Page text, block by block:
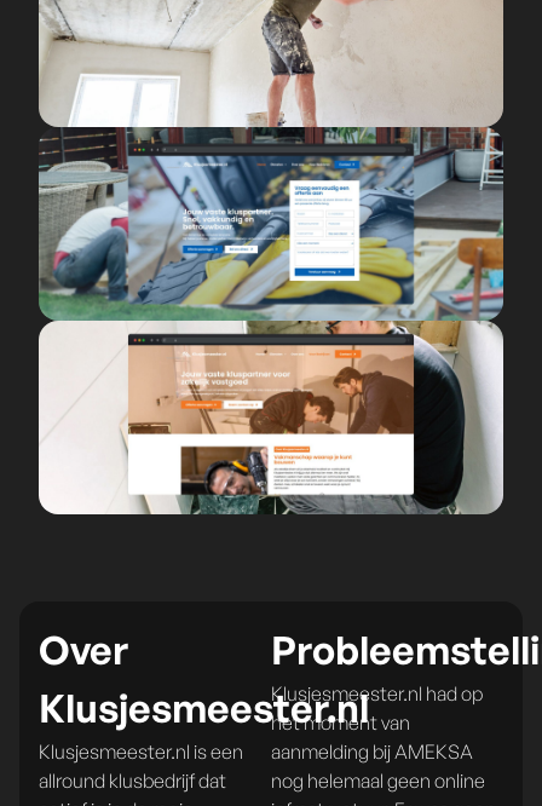
Over
Klusjesmeester.nl
Klusjesmeester.nl is een
allround klusbedrijf dat
Klusjesmeester.nl had op
het moment van
aanmelding bij AMEKSA
nog helemaal geen online